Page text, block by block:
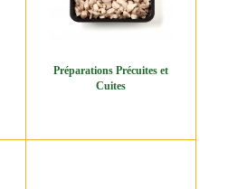
Préparations Précuites et
Cuites